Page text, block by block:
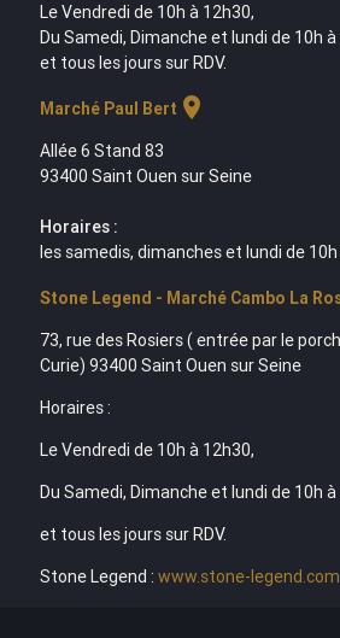
Le Vendredi de 10h à 12h30,
Du Samedi, Dimanche et lundi de 10h à
et tous les jours sur RDV.
Marché Paul Bert location_on
Allée 6 Stand 83
93400 Saint Ouen sur Seine
Horaires :
les samedis, dimanches et lundi de
Stone Legend - Marché Cambo La
73, rue des Rosiers ( entrée par le
Curie) 93400 Saint Ouen sur Seine
Horaires :
Le Vendredi de 10h à 12h30,
Du Samedi, Dimanche et lundi de 10h à
et tous les jours sur RDV.
Stone Legend : www.stone-legend.com